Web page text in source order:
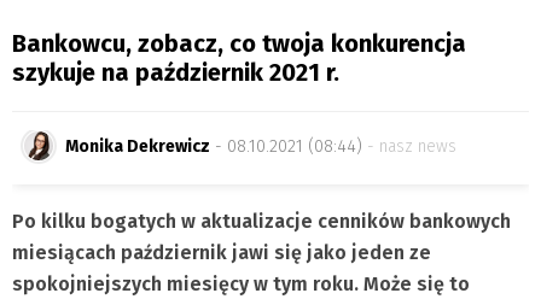
Bankowcu, zobacz, co twoja konkurencja
szykuje na październik 2021 r.
Monika Dekrewicz - 08.10.2021 (08:44) nasz news
Po kilku bogatych w aktualizacje cenników bankowych
miesiącach październik jawi się jako jeden ze
spokojniejszych miesięcy w tym roku. Może się to